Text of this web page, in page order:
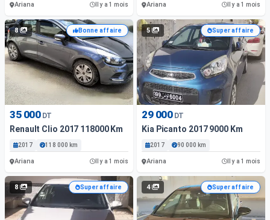
Ariana Il y a 1 mois Ariana Il y a 1 mois
8 Bonne affaire
35 000 DT
Renault Clio 2017 118000 Km
2017 118 000 km
Ariana Il y a 1 mois
5 Super affaire
29 000 DT
Kia Picanto 2017 9000 Km
2017 90 000 km
Ariana Il y a 1 mois
8 Super affaire 4 Super affaire